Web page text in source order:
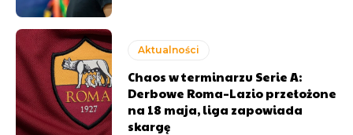
Aktualności
Chaos w terminarzu Serie A:
Derbowe Roma–Lazio przełożone
na 18 maja, liga zapowiada
skargę